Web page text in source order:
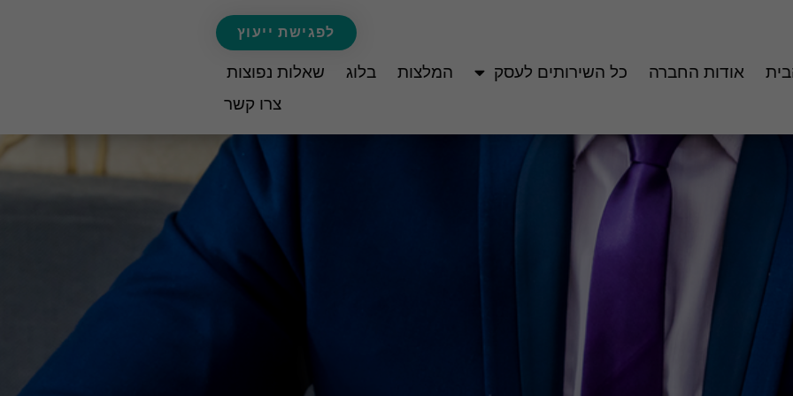
לפגישת ייעוץ
אודות החברה כל השירותים לעסק המלצות בלוג
שאלות נפוצות
צרו קשר